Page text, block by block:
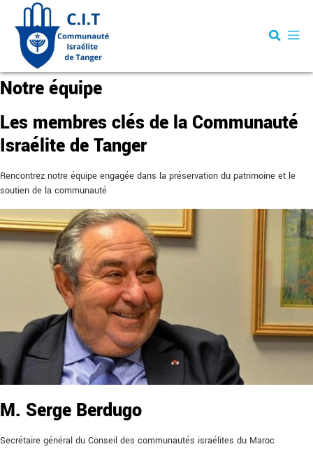
Notre équipe
Les membres clés de la Communauté
Israélite de Tanger
Rencontrez notre équipe engagée dans la préservation du patrimoine et le
soutien de la communauté
M. Serge Berdugo
Secrétaire général du Conseil des communautés israélites du Maroc